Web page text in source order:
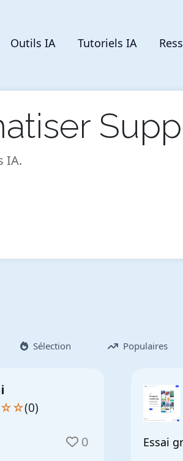
Outils IA Tutoriels IA
IA.
Sélection Populaires
(0)
0 Essai